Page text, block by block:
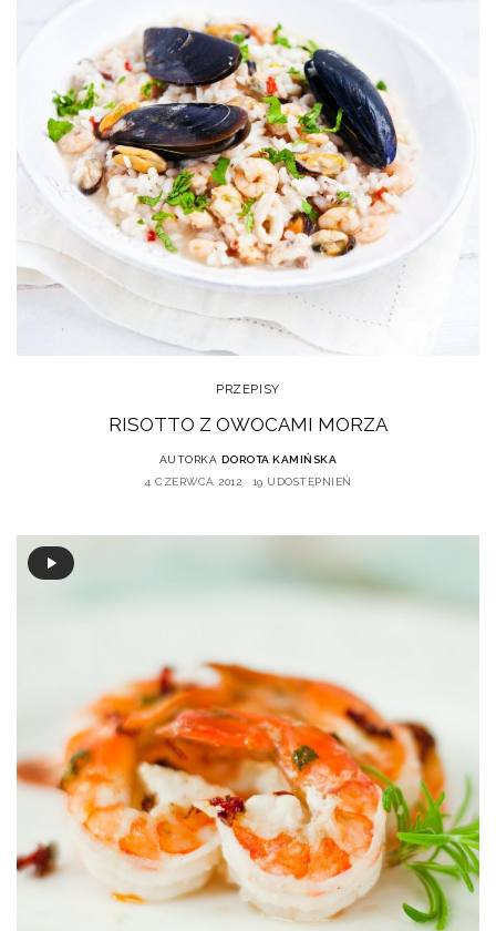
PRZEPISY
RISOTTO Z OWOCAMI MORZA
AUTORKA DOROTA KAMIŃSKA
4 CZERWCA 2012
19 UDOSTĘPNIEŃ